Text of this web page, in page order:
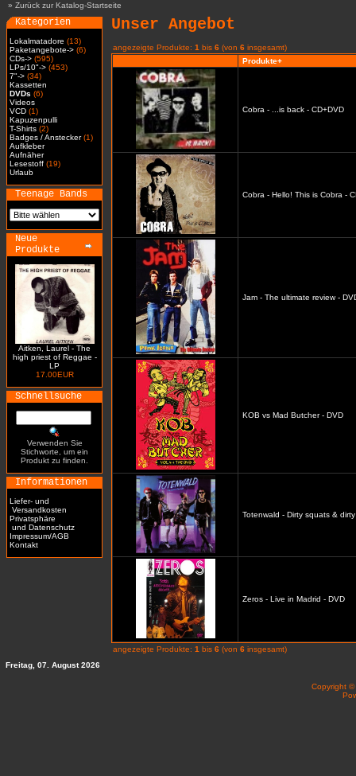
» Zurück zur Katalog-Startseite
Kategorien
Lokalmatadore (13)
Paketangebote-> (6)
CDs-> (595)
LPs/10"-> (453)
7"-> (34)
Kassetten
DVDs (6)
Videos
VCD (1)
Kapuzenpulli
T-Shirts (2)
Badges / Anstecker(1)
Aufkleber
Aufnäher
Lesestoff (19)
Urlaub
Teenage Bands
Neue
Produkte
Aitken, Laurel - The
high priest of Reggae -
LP
17.00EUR
Schnellsuche
Verwenden Sie
Stichworte, um ein
Produkt zu finden.
Informationen
Liefer- und
Versandkosten
Privatsphäre
und Datenschutz
Impressum/AGB
Kontakt
Unser Angebot
angezeigte Produkte: 1 bis 6 (von 6 insgesamt)
Produkte+
Cobra - ...is back - CD+DVD
Cobra - Hello! This is Cobra -
Jam - The ultimate review -
KOB vs Mad Butcher - DVD
Totenwald - Dirty squats &
Zeros - Live in Madrid - DVD
angezeigte Produkte: 1 bis 6 (von 6 insgesamt)
Freitag, 07. August 2026
Copyright